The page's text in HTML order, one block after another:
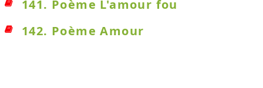
141. Poème L'amour fou
142. Poème Amour